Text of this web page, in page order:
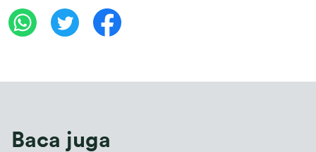
Baca juga